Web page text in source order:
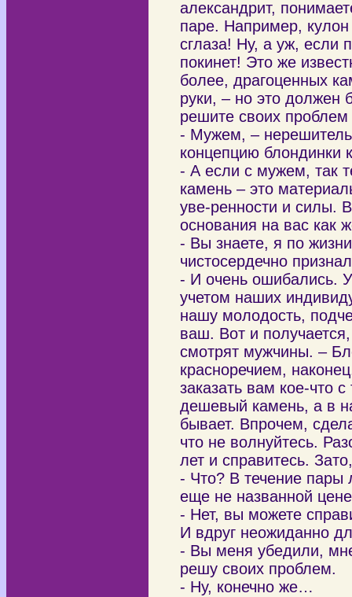
александрит,
паре. Например, кулон
сглаза! Ну, а уж, если
покинет! Это же
более, драгоценных
руки, – но это должен
решите своих проблем
- Мужем, –
концепцию блондинки
- А если с мужем, так
камень – это
уве-ренности и силы.
основания на вас как
- Вы знаете, я по
чистосердечно
- И очень ошибались.
учетом наших
нашу молодость,
ваш. Вот и
смотрят мужчины. –
красноречием,
заказать вам кое-что
дешевый камень, а в
бывает. Впрочем,
что не волнуйтесь.
лет и справитесь.
- Что? В течение пары
еще не названной
- Нет, вы можете
И вдруг неожиданно
- Вы меня убедили,
решу своих проблем.
- Ну, конечно же…